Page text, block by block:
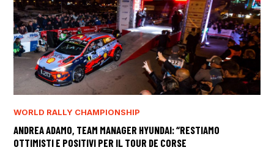
WORLD RALLY CHAMPIONSHIP
ANDREA ADAMO, TEAM MANAGER HYUNDAI: “RESTIAMO
OTTIMISTI E POSITIVI PER IL TOUR DE CORSE